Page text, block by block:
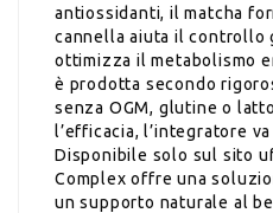
antiossidanti, il matcha
cannella aiuta il controllo
ottimizza il metabolismo
è prodotta secondo
senza OGM, glutine o
l’efficacia, l’integratore
Disponibile solo sul sito
Complex offre una
un supporto naturale al